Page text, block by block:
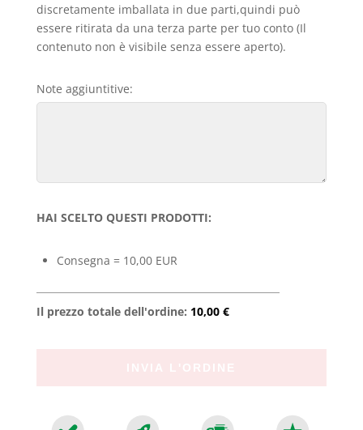
discretamente imballata in due parti,quindi può
essere ritirata da una terza parte per tuo conto (Il
contenuto non è visibile senza essere aperto).
Note aggiuntitive:
HAI SCELTO QUESTI PRODOTTI:
Consegna = 10,00 EUR
Il prezzo totale dell'ordine: 10,00 €